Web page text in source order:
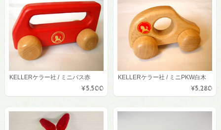
KELLERケラー社 / ミニバス赤
¥5,500
KELLERケラー社 / ミニPKW白木
¥5,280